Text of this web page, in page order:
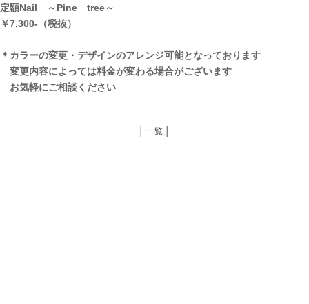
定額Nail ～Pine tree～
￥7,300-（税抜）
＊カラーの変更・デザインのアレンジ可能となっております
変更内容によっては料金が変わる場合がございます
お気軽にご相談ください
│ 一覧 │